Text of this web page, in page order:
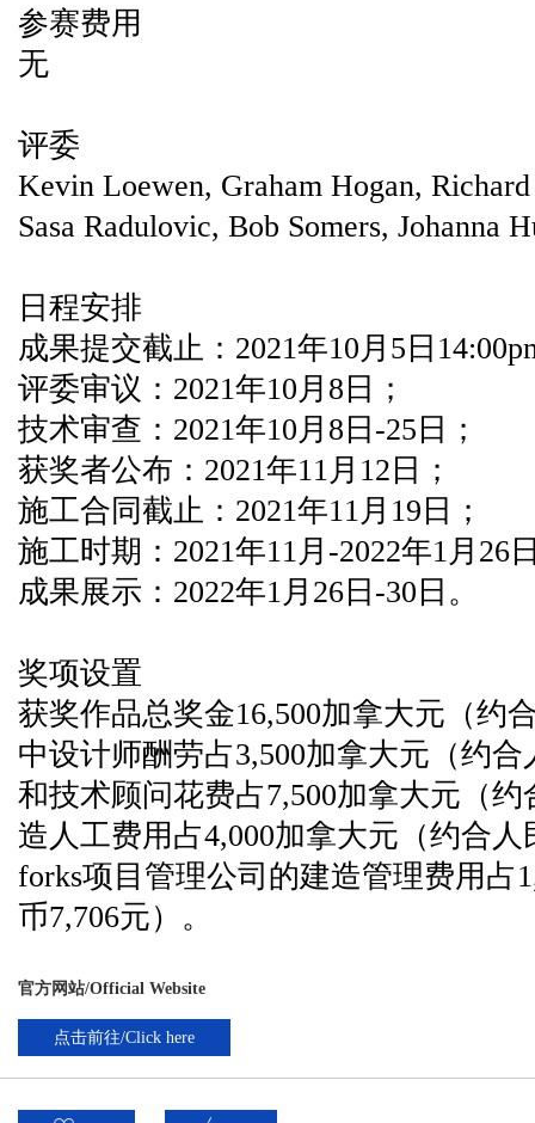
参赛费用
无
评委
Kevin Loewen, Graham Hogan,
Sasa Radulovic, Bob Somers, Johanna
日程安排
成果提交截止：2021年10月5日
评委审议：2021年10月8日；
技术审查：2021年10月8日-25日；
获奖者公布：2021年11月12日；
施工合同截止：2021年11月19日；
施工时期：2021年11月-2022年1月26
成果展示：2022年1月26日-30日。
奖项设置
获奖作品总奖金16,500加拿大元（约
中设计师酬劳占3,500加拿大元（约
和技术顾问花费占7,500加拿大元（约
造人工费用占4,000加拿大元（约合人
forks项目管理公司的建造管理费用占
币7,706元）。
官方网站/Official Website
点击前往/Click here